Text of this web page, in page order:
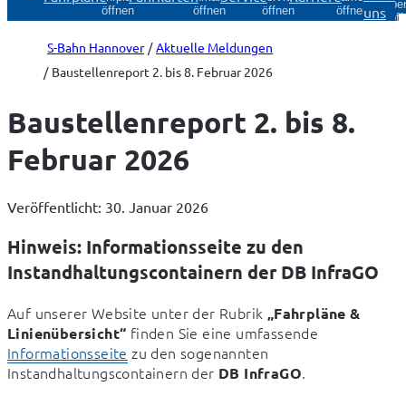
öffnen
öffnen
öffnen
öffnenuns
S-Bahn Hannover
Aktuelle Meldungen
Baustellenreport 2. bis 8. Februar 2026
Baustellenreport 2. bis 8.
Februar 2026
Veröffentlicht: 30. Januar 2026
Hinweis: Informationsseite zu den
Instandhaltungscontainern der DB InfraGO
Auf unserer Website unter der Rubrik „Fahrpläne &
Linienübersicht“
Informationsseite zu den sogenannten
Instandhaltungscontainern der DB InfraGO.